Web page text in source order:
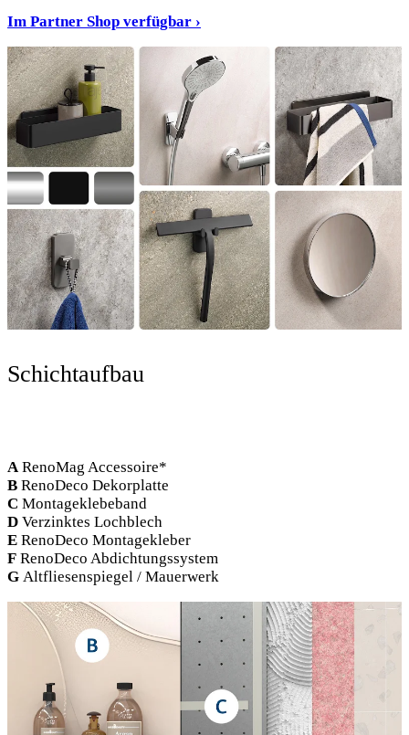
Im Partner Shop verfügbar ›
Schichtaufbau
A RenoMag Accessoire*
B RenoDeco Dekorplatte
C Montageklebeband
D Verzinktes Lochblech
E RenoDeco Montagekleber
F RenoDeco Abdichtungs­system
G Altfliesenspiegel / Mauer­werk